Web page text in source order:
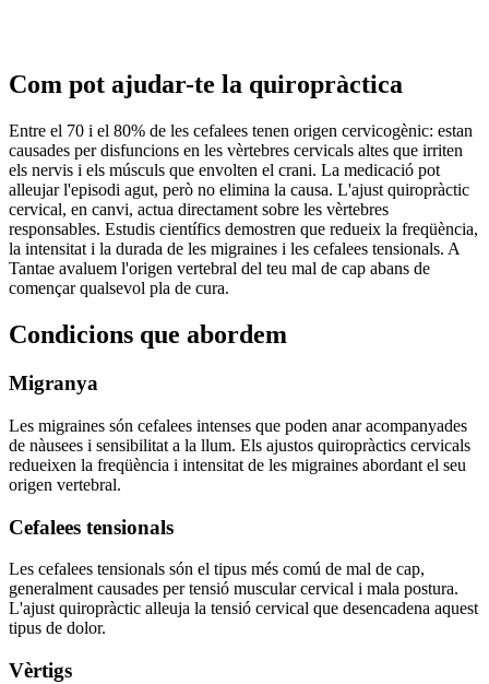
Com pot ajudar-te la quiropràctica
Entre el 70 i el 80% de les cefalees tenen origen cervicogènic: estan
causades per disfuncions en les vèrtebres cervicals altes que irriten
els nervis i els músculs que envolten el crani. La medicació pot
alleujar l'episodi agut, però no elimina la causa. L'ajust quiropràctic
cervical, en canvi, actua directament sobre les vèrtebres
responsables. Estudis científics demostren que redueix la freqüència,
la intensitat i la durada de les migraines i les cefalees tensionals. A
Tantae avaluem l'origen vertebral del teu mal de cap abans de
començar qualsevol pla de cura.
Condicions que abordem
Migranya
Les migraines són cefalees intenses que poden anar acompanyades
de nàusees i sensibilitat a la llum. Els ajustos quiropràctics cervicals
redueixen la freqüència i intensitat de les migraines abordant el seu
origen vertebral.
Cefalees tensionals
Les cefalees tensionals són el tipus més comú de mal de cap,
generalment causades per tensió muscular cervical i mala postura.
L'ajust quiropràctic alleuja la tensió cervical que desencadena aquest
tipus de dolor.
Vèrtigs